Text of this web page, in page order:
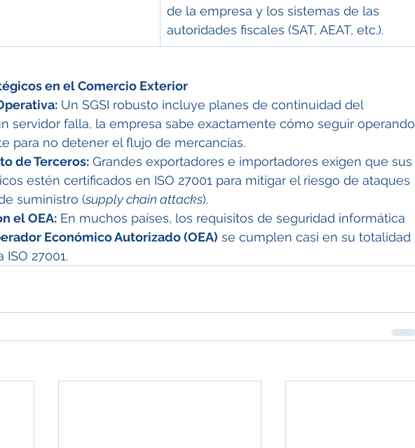
de la empresa y los sistemas de las
autoridades fiscales (SAT, AEAT, etc.).
en el Comercio Exterior
Un SGSI robusto incluye planes de continuidad del
servidor falla, la empresa sabe exactamente cómo seguir operando
para no detener el flujo de mercancías.
de Terceros: Grandes exportadores e importadores exigen que sus
estén certificados en ISO 27001 para mitigar el riesgo de ataques
suministro (supply chain attacks).
el OEA: En muchos países, los requisitos de seguridad informática
Económico Autorizado (OEA) se cumplen casi en su totalidad
27001.